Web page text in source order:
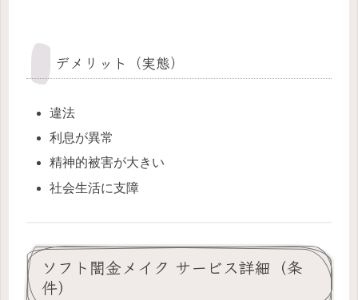
デメリット（実態）
違法
利息が異常
精神的被害が大きい
社会生活に支障
ソフト闇金メイク サービス詳細（条
件）